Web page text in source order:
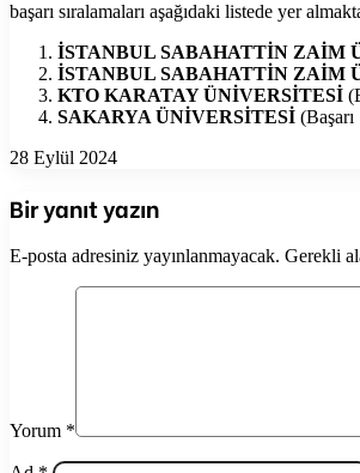
başarı sıralamaları aşağıdaki listede yer
İSTANBUL SABAHATTİN ZAİM
İSTANBUL SABAHATTİN ZAİM
KTO KARATAY ÜNİVERSİTESİ
SAKARYA ÜNİVERSİTESİ (Başarı
28 Eylül 2024
Bir yanıt yazın
E-posta adresiniz yayınlanmayacak. Gerekli
Yorum *